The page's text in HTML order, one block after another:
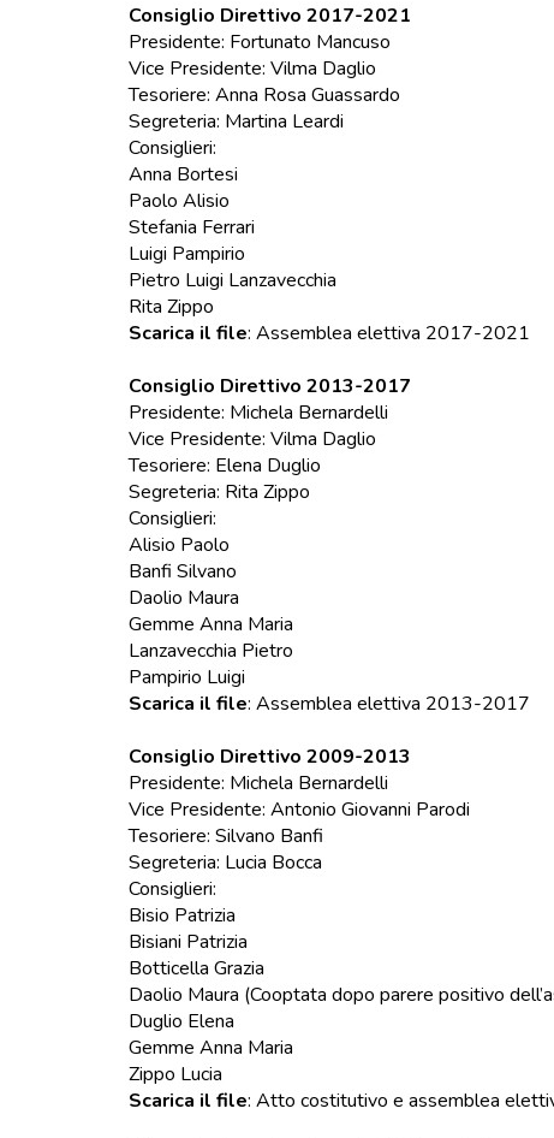
Consiglio Direttivo 2017-2021
Presidente: Fortunato Mancuso
Vice Presidente: Vilma Daglio
Tesoriere: Anna Rosa Guassardo
Segreteria: Martina Leardi
Consiglieri:
Anna Bortesi
Paolo Alisio
Stefania Ferrari
Luigi Pampirio
Pietro Luigi Lanzavecchia
Rita Zippo
Scarica il file: Assemblea elettiva 2017-2021
Consiglio Direttivo 2013-2017
Presidente: Michela Bernardelli
Vice Presidente: Vilma Daglio
Tesoriere: Elena Duglio
Segreteria: Rita Zippo
Consiglieri:
Alisio Paolo
Banfi Silvano
Daolio Maura
Gemme Anna Maria
Lanzavecchia Pietro
Pampirio Luigi
Scarica il file: Assemblea elettiva 2013-2017
Consiglio Direttivo 2009-2013
Presidente: Michela Bernardelli
Vice Presidente: Antonio Giovanni Parodi
Tesoriere: Silvano Banfi
Segreteria: Lucia Bocca
Consiglieri:
Bisio Patrizia
Bisiani Patrizia
Botticella Grazia
Daolio Maura (Cooptata dopo parere positivo
Duglio Elena
Gemme Anna Maria
Zippo Lucia
Scarica il file: Atto costitutivo e assemblea